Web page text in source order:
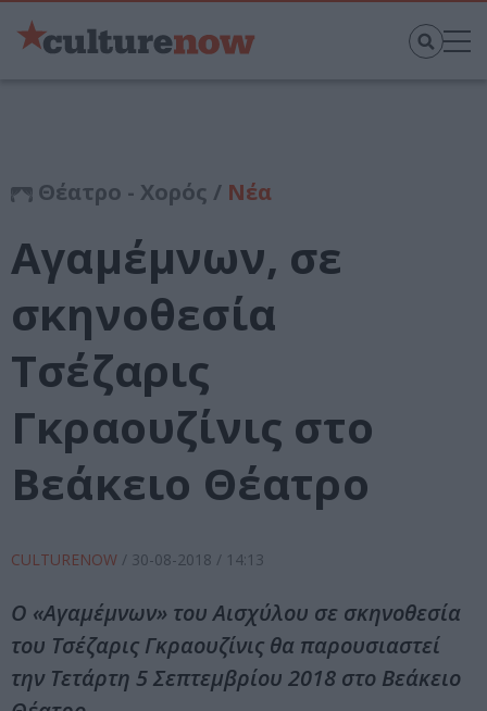
Θέατρο - Χορός / Νέα
Αγαμέμνων, σε
σκηνοθεσία
Τσέζαρις
Γκραουζίνις στο
Βεάκειο Θέατρο
CULTURENOW / 30-08-2018 / 14:13
Ο «Αγαμέμνων» του Αισχύλου σε σκηνοθεσία
του Τσέζαρις Γκραουζίνις θα παρουσιαστεί
την Τετάρτη 5 Σεπτεμβρίου 2018 στο Βεάκειο